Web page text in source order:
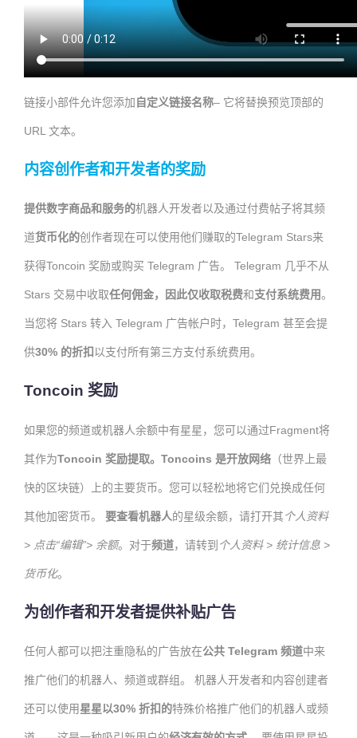
链接小部件允许您添加自定义链接名称– 它将替换预览顶部的
URL 文本。
内容创作者和开发者的奖励
提供数字商品和服务的机器人开发者以及通过付费帖子将其频
道货币化的创作者现在可以使用他们赚取的Telegram Stars来
获得Toncoin 奖励或购买 Telegram 广告。 Telegram 几乎不从
Stars 交易中收取任何佣金，因此仅收取税费和支付系统费用。
当您将 Stars 转入 Telegram 广告帐户时，Telegram 甚至会提
供30% 的折扣 以支付所有第三方支付系统费用。
Toncoin 奖励
如果您的频道或机器人余额中有星星，您可以通过Fragment将
其作为Toncoin 奖励提取。Toncoins 是开放网络 （世界上最
快的区块链）上的主要货币。您可以轻松地将它们兑换成任何
其他加密货币。 要查看机器人的星级余额，请打开其个人资料
> 点击“编辑”> 余额。对于频道，请转到个人资料 > 统计信息 >
货币化。
为创作者和开发者提供补贴广告
任何人都可以把注重隐私的广告放在公共 Telegram 频道中来
推广他们的机器人、频道或群组。 机器人开发者和内容创建者
还可以使用星星以30% 折扣的特殊价格推广他们的机器人或频